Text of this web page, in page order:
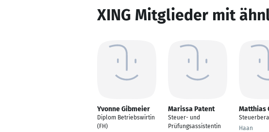
XING Mitglieder mit
Yvonne Gibmeier
Diplom Betriebswirtin
(FH)
Marissa Patent
Steuer- und
Prüfungsassistentin
Matthias
Haan